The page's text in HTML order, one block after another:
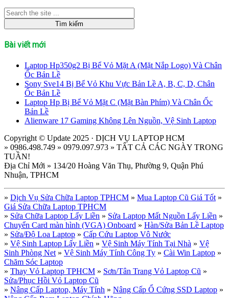
Bài viết mới
Laptop Hp350g2 Bị Bể Vỏ Mặt A (Mặt Nắp Logo) Và Chân
Ốc Bản Lề
Sony Sve14 Bị Bể Vỏ Khu Vực Bản Lề A, B, C, D, Chân
Ốc Bản Lề
Laptop Hp Bị Bể Vỏ Mặt C (Mặt Bàn Phím) Và Chân Ốc
Bản Lề
Alienware 17 Gaming Không Lên Nguồn, Vệ Sinh Laptop
Copyright © Update 2025 · DỊCH VỤ LAPTOP HCM
» 0986.498.749 » 0979.097.973 » TẤT CẢ CÁC NGÀY TRONG
TUẦN!
Địa Chỉ Mới » 134/20 Hoàng Văn Thụ, Phường 9, Quận Phú
Nhuận, TPHCM
» Dịch Vụ Sửa Chữa Laptop TPHCM » Mua Laptop Cũ Giá Tốt »
Giá Sửa Chữa Laptop TPHCM
» Sửa Chữa Laptop Lấy Liền » Sửa Laptop Mất Nguồn Lấy Liền »
Chuyển Card màn hình (VGA) Onboard » Hàn/Sửa Bản Lề Laptop
» Sửa/Độ Loa Laptop » Cấp Cứu Laptop Vô Nước
» Vệ Sinh Laptop Lấy Liền » Vệ Sinh Máy Tính Tại Nhà » Vệ
Sinh Phòng Net » Vệ Sinh Máy Tính Công Ty » Cài Win Laptop »
Chăm Sóc Laptop
» Thay Vỏ Laptop TPHCM » Sơn/Tân Trang Vỏ Laptop Cũ »
Sửa/Phục Hồi Vỏ Laptop Cũ
» Nâng Cấp Laptop, Máy Tính » Nâng Cấp Ổ Cứng SSD Laptop »